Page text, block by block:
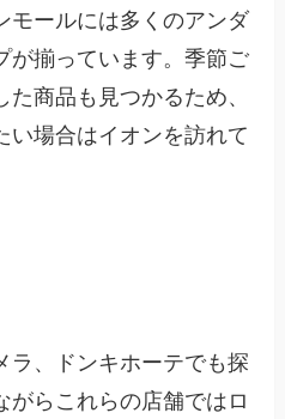
モールには多くのアンダ
が揃っています。季節ご
商品も見つかるため、
い場合はイオンを訪れて
ラ、ドンキホーテでも探
がらこれらの店舗ではロ